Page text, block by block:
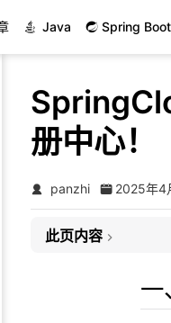
Java Spring Boot
册中心！
panzhi 2025年4
此页内容
二、Nacos 简介
2.2、配置中心的交互
3.2、创建服务提供方
一